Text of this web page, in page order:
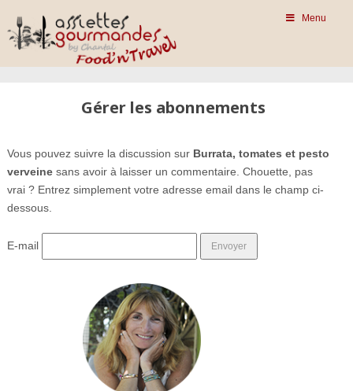
Menu
Gérer les abonnements
Vous pouvez suivre la discussion sur Burrata, tomates et pesto
verveinesans avoir à laisser un commentaire. Chouette, pas
vrai ? Entrez simplement votre adresse email dans le champ ci-
dessous.
E-mail